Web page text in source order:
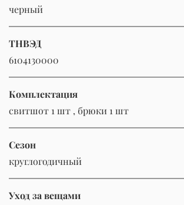
черный
ТНВЭД
6104130000
Комплектация
свитшот 1 шт , брюки 1 шт
Сезон
круглогодичный
Уход за вещами